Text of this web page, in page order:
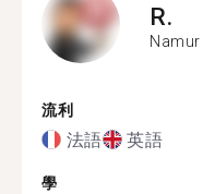
R.
Namur
流利
法語 英語
學